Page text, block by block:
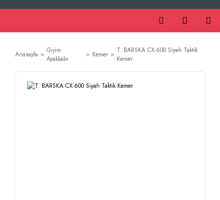
Anasayfa
Giyim
Ayakkabı
Kemer
T. BARSKA CX-600 Siyah Taktik
Kemer